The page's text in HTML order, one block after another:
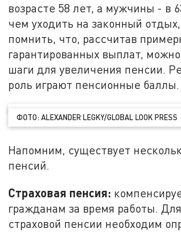
возрасте 58 лет, а мужчины - в
чем уходить на законный
помнить, что, рассчитав
гарантированных выплат,
шаги для увеличения пенсии.
роль играют пенсионные баллы.
ФОТО: ALEXANDER LEGKY/GLOBAL LOOK PRESS
Напомним, существует
пенсий.
Страховая пенсия:
гражданам за время работы.
страховой пенсии необходим